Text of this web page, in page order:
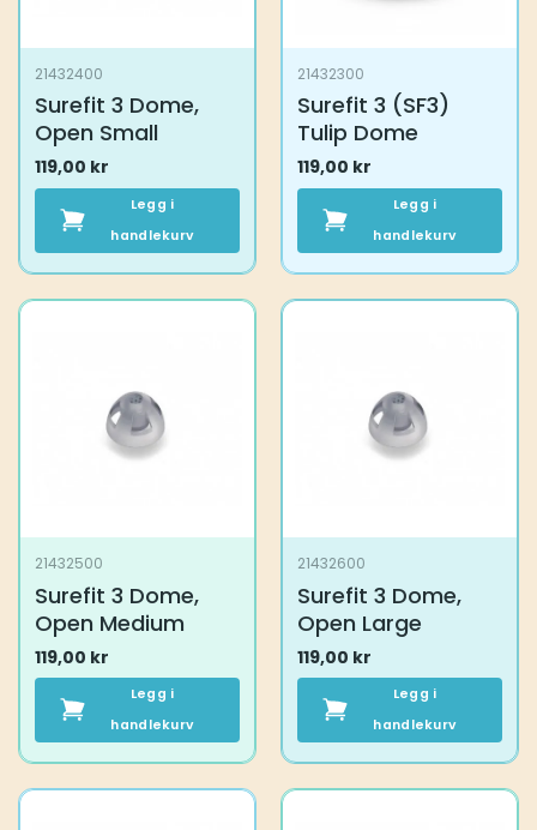
21432400
Surefit 3 Dome,
Open Small
119,00 kr
Legg i
handlekurv
21432300
Surefit 3 (SF3)
Tulip Dome
119,00 kr
Legg i
handlekurv
21432500
Surefit 3 Dome,
Open Medium
119,00 kr
Legg i
handlekurv
21432600
Surefit 3 Dome,
Open Large
119,00 kr
Legg i
handlekurv